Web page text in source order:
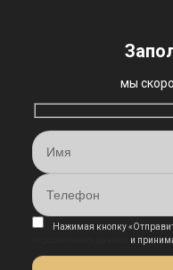
мы
Нажимая кнопку
и